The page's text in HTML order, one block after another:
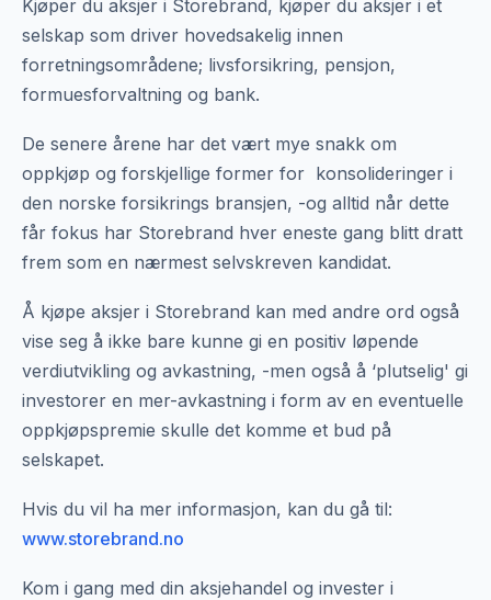
Kjøper du aksjer i Storebrand, kjøper du aksjer i et
selskap som driver hovedsakelig innen
forretningsområdene; livsforsikring, pensjon,
formuesforvaltning og bank.
De senere årene har det vært mye snakk om
oppkjøp og forskjellige former for konsolideringer i
den norske forsikrings bransjen, -og alltid når dette
får fokus har Storebrand hver eneste gang blitt dratt
frem som en nærmest selvskreven kandidat.
Å kjøpe aksjer i Storebrand kan med andre ord også
vise seg å ikke bare kunne gi en positiv løpende
verdiutvikling og avkastning, -men også å ‘plutselig' gi
investorer en mer-avkastning i form av en eventuelle
oppkjøpspremie skulle det komme et bud på
selskapet.
Hvis du vil ha mer informasjon, kan du gå til:
www.storebrand.no
Kom i gang med din aksjehandel og invester i